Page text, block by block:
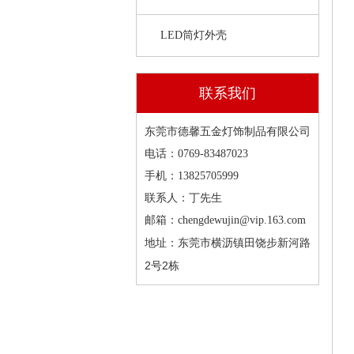
LED筒灯外壳
联系我们
东莞市德馨五金灯饰制品有限公司
电话：0769-83487023
手机：13825705999
联系人：丁先生
邮箱：chengdewujin@vip.163.com
地址： 东莞市横沥镇田饶步新河路
2号2栋